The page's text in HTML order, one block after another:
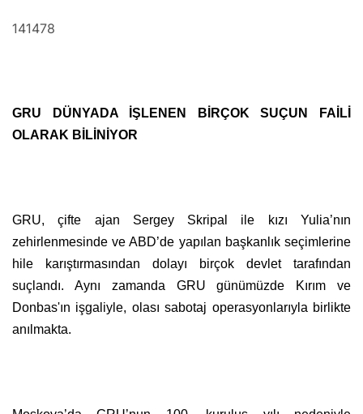
141478
GRU DÜNYADA İŞLENEN BİRÇOK SUÇUN FAİLİ
OLARAK BİLİNİYOR
GRU, çifte ajan Sergey Skripal ile kızı Yulia’nın
zehirlenmesinde ve ABD’de yapılan başkanlık seçimlerine
hile karıştırmasından dolayı birçok devlet tarafından
suçlandı. Aynı zamanda GRU günümüzde Kırım ve
Donbas'ın işgaliyle, olası sabotaj operasyonlarıyla birlikte
anılmakta.